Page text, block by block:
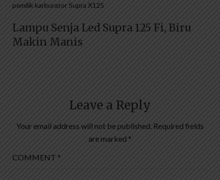
pemilik karburator Supra X125
Lampu Senja Led Supra 125 Fi, Biru
Makin Manis
Leave a Reply
Your email address will not be published. Required fields
are marked *
COMMENT *